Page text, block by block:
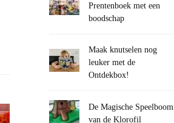
Prentenboek met een
boodschap
Maak knutselen nog
leuker met de
Ontdekbox!
De Magische Speelboom
van de Klorofil